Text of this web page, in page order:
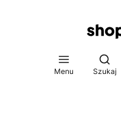
Menu Szukaj